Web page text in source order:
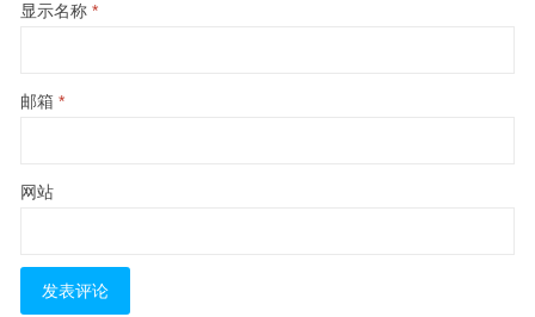
显示名称 *
邮箱 *
网站